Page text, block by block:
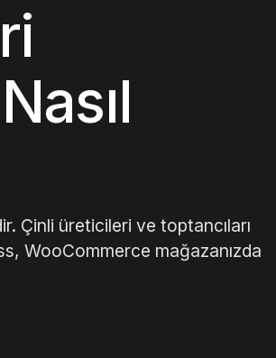
Çinli üreticileri ve toptancıları
WooCommerce mağazanızda